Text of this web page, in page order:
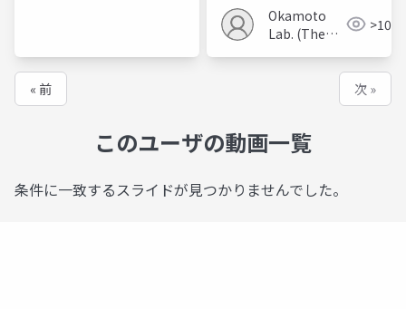
Okamoto
Lab. (The
Communications)
>100
« 前 次 »
このユーザの動画一覧
条件に一致するスライドが見つかりませんでした。